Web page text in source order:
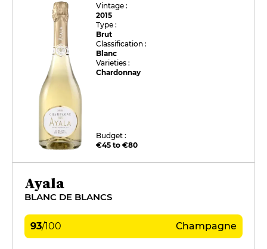
Vintage :
2015
Type :
Brut
Classification :
Blanc
Varieties :
Chardonnay
Budget :
€45 to €80
Ayala
BLANC DE BLANCS
93/100 Champagne